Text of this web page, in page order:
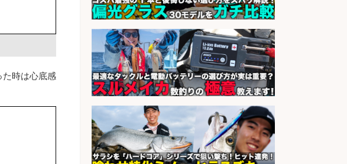
た時は心底感
倉庫での釣り用品の軽作業スタッ
フ/未経験歓迎/交通費支給/制服貸
与/正社員登用あり
会社名 株式会社REnista
sponsored by 求人ボックス
営業事務/釣り具メーカーでの営業
アシスタントのお仕事/残業なし/即
日勤務可/営業事務/軽作業
会社名 株式会社パソナ